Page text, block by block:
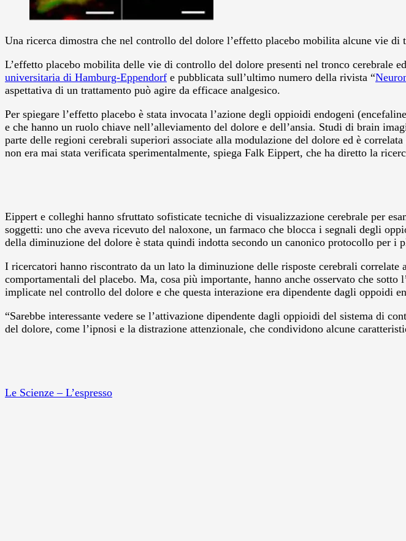
Una ricerca dimostra che nel controllo del dolore l’effetto placebo mobilita alcune vie
L’effetto placebo mobilita delle vie di controllo del dolore presenti nel tronco cerebrale
universitaria di Hamburg-Eppendorf e pubblicata sull’ultimo numero della rivista “
aspettativa di un trattamento può agire da efficace analgesico.
Per spiegare l’effetto placebo è stata invocata l’azione degli oppioidi endogeni
e che hanno un ruolo chiave nell’alleviamento del dolore e dell’ansia. Studi di brain
parte delle regioni cerebrali superiori associate alla modulazione del dolore ed è
non era mai stata verificata sperimentalmente, spiega Falk Eippert, che ha diretto la
Eippert e colleghi hanno sfruttato sofisticate tecniche di visualizzazione cerebrale per
soggetti: uno che aveva ricevuto del naloxone, un farmaco che blocca i segnali degli
della diminuzione del dolore è stata quindi indotta secondo un canonico protocollo per i
I ricercatori hanno riscontrato da un lato la diminuzione delle risposte cerebrali
comportamentali del placebo. Ma, cosa più importante, hanno anche osservato che
implicate nel controllo del dolore e che questa interazione era dipendente dagli oppoidi
“Sarebbe interessante vedere se l’attivazione dipendente dagli oppioidi del sistema di
del dolore, come l’ipnosi e la distrazione attenzionale, che condividono alcune
Le Scienze – L’espresso